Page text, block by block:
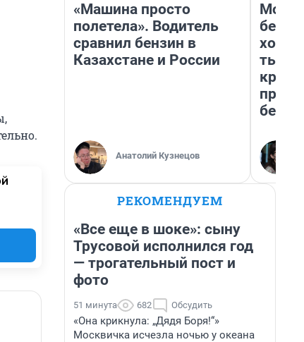
«Машина просто
полетела». Водитель
сравнил бензин в
Казахстане и России
Анатолий Кузнецов
Мой
РЕКОМЕНДУЕМ
«Все еще в шоке»: сыну
Трусовой исполнился год
— трогательный пост и
фото
51 минута 682 Обсудить
«Она крикнула: „Дядя Боря!“»
Москвичка исчезла ночью у океана